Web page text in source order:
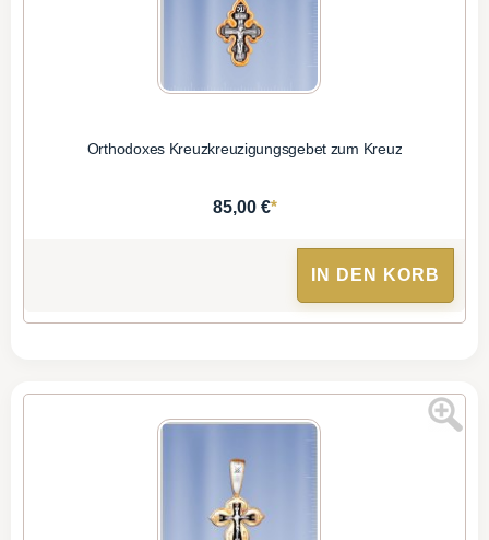
Orthodoxes Kreuzkreuzigungsgebet zum Kreuz
85,00 €*
IN DEN KORB